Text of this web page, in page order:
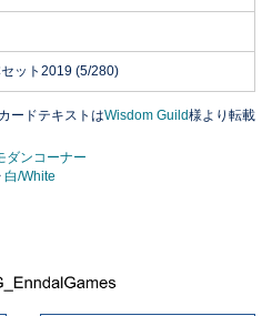
ット2019 (5/280)
カードテキストはWisdom Guild様より転載
ダンコーナー
白/White